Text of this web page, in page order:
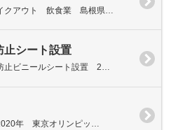
クアウト 飲食業 島根県…
止シート設置
止ビニールシート設置 2…
年 東京オリンピッ…